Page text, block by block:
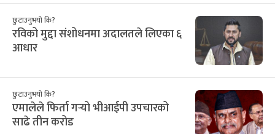
छुटाउनुभयो कि?
रविको मुद्दा संशोधनमा अदालतले लिएका ६
आधार
छुटाउनुभयो कि?
एमालेले फिर्ता गर्‍यो भीआईपी उपचारको
साढे तीन करोड